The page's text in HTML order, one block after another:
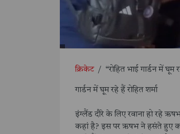
क्रिकेट / “रोहित भाई गार्डन में
गार्डन में घूम रहे हैं रोहित शर्मा
इंग्लैंड दौरे के लिए रवाना हो रहे
कहां है? इस पर ऋषभ ने हसंते हुए